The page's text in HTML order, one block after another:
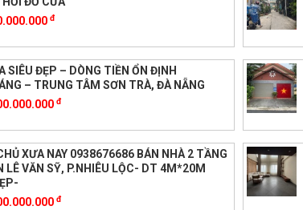
đ
SIÊU ĐẸP – DÒNG TIỀN ỔN ĐỊNH
– TRUNG TÂM SƠN TRÀ, ĐÀ NẴNG
đ
XƯA NAY 0938676686 BÁN NHÀ 2 TẦNG
LÊ VĂN SỸ, P.NHIÊU LỘC- DT 4M*20M
đ